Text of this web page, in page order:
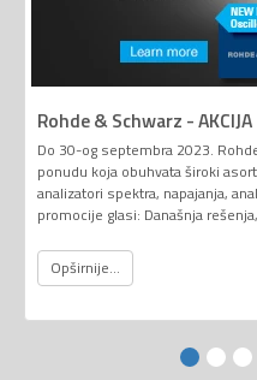
Rohde & Schwarz - AKCIJA
Do 30-og septembra 2023.
ponudu koja obuhvata široki
analizatori spektra, napajanja,
promocije glasi: Današnja
Opširnije...